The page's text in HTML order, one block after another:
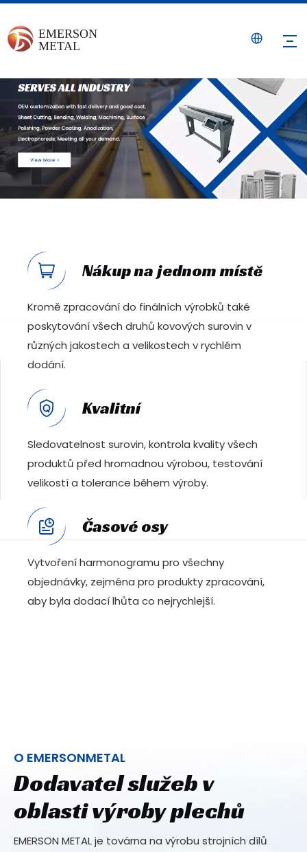
Nákup na jednom místě
Kromě zpracování do finálních výrobků také
poskytování všech druhů kovových surovin v
různých jakostech a velikostech v rychlém
dodání.
Kvalitní
Sledovatelnost surovin, kontrola kvality všech
produktů před hromadnou výrobou, testování
velikostí a tolerance během výroby.
Časové osy
Vytvoření harmonogramu pro všechny
objednávky, zejména pro produkty zpracování,
aby byla dodací lhůta co nejrychlejší.
O EMERSONMETAL
Dodavatel služeb v
oblasti výroby plechů
EMERSON METAL je továrna na výrobu strojních dílů